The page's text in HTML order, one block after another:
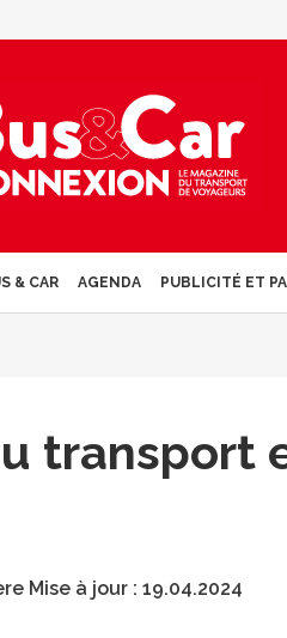
& CAR AGENDA PUBLICITÉ ET
transport
Mise à jour : 19.04.2024